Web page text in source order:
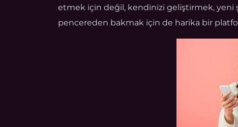
etmek için değil, kendinizi geliştirmek, yeni
pencereden bakmak için de harika bir